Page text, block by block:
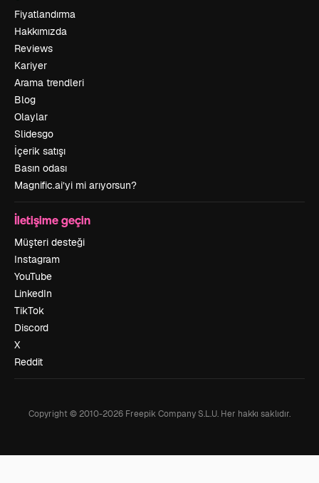
Fiyatlandırma
Hakkımızda
Reviews
Kariyer
Arama trendleri
Blog
Olaylar
Slidesgo
İçerik satışı
Basın odası
Magnific.ai’yi mi arıyorsun?
İletişime geçin
Müşteri desteği
Instagram
YouTube
LinkedIn
TikTok
Discord
X
Reddit
Copyright © 2010-2026 Freepik Company S.L.U. Her hakkı saklıdır.